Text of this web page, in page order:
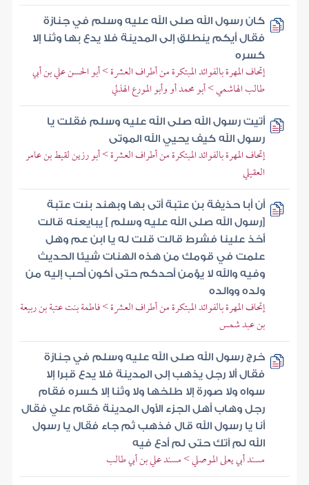
كان رسول الله صلى الله عليه وسلم في جنازة
فقال أيكم ينطلق إلى المدينة فلا يدع بها وثنا إلا
كسره
إتحاف المهرة بالفوائد المبتكرة من أطراف العشرة > أبو الحسن علي بن أبي
طالب الهاشمي > أبو محمد أو وأبو المورع الهذلي
أتيت رسول الله صلى الله عليه وسلم فقلت يا
رسول الله كيف يحيي الله الموتى
إتحاف المهرة بالفوائد المبتكرة من أطراف العشرة > أبو رزين لقيط بن عامر
العقيلي
أن أبا حذيفة بن عتبة أتى بها وبهند بنت عتبة
[رسول الله صلى الله عليه وسلم ] يبايعنه قالت
أخذ علينا فشرط قالت قلت له يا ابن عم وهل
علمت في قومك من هذه الهنات شيئا الحديث
وفيه والله لا يؤمن أحدكم حتى أكون أحب إليه من
ولده ووالده
إتحاف المهرة بالفوائد المبتكرة من أطراف العشرة > فاطمة بنت عتبة بن ربيعة
بن عبد شمس
خرج رسول الله صلى الله عليه وسلم في جنازة
فقال ألا رجل يذهب إلى المدينة فلا يدع قبرا إلا
سواه ولا صورة إلا طلخها ولا وثنا إلا كسره فقام
رجل وهاب أهل الجزء الأول المدينة فقام علي فقال
أنا يا رسول الله قال فذهب ثم جاء فقال يا رسول
الله لم آتك حتى لم أدع فيه
مسند أبي يعلى الموصلي > مسند علي بن أبي طالب